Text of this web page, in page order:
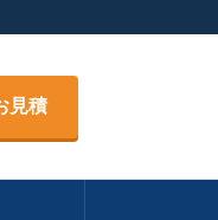
見積